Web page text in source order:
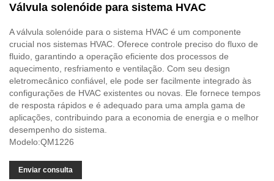
Válvula solenóide para sistema HVAC
A válvula solenóide para o sistema HVAC é um componente
crucial nos sistemas HVAC. Oferece controle preciso do fluxo de
fluido, garantindo a operação eficiente dos processos de
aquecimento, resfriamento e ventilação. Com seu design
eletromecânico confiável, ele pode ser facilmente integrado às
configurações de HVAC existentes ou novas. Ele fornece tempos
de resposta rápidos e é adequado para uma ampla gama de
aplicações, contribuindo para a economia de energia e o melhor
desempenho do sistema.
Modelo:QM1226
Enviar consulta